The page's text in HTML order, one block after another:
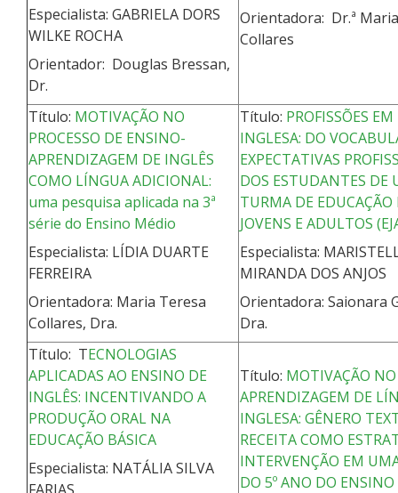
Especialista: GABRIELA DORS
WILKE ROCHA
Orientador: Douglas Bressan,
Dr.
Orientadora: Dr.ª
Collares
Título: MOTIVAÇÃO NO
PROCESSO DE ENSINO-
APRENDIZAGEM DE INGLÊS
COMO LÍNGUA ADICIONAL:
uma pesquisa aplicada na 3ª
série do Ensino Médio
Especialista: LÍDIA DUARTE
FERREIRA
Orientadora: Maria Teresa
Collares, Dra.
Título: PROFISSÕES
INGLESA: DO
EXPECTATIVAS
DOS ESTUDANTES DE
TURMA DE EDUCAÇÃO
JOVENS E ADULTOS
Especialista:
MIRANDA DOS ANJOS
Orientadora: Saionara
Dra.
Título: TECNOLOGIAS
APLICADAS AO ENSINO DE
INGLÊS: INCENTIVANDO A
PRODUÇÃO ORAL NA
EDUCAÇÃO BÁSICA
Especialista: NATÁLIA SILVA
Título: MOTIVAÇÃO
APRENDIZAGEM DE
INGLESA: GÊNERO
RECEITA COMO
INTERVENÇÃO EM
DO 5º ANO DO ENSINO